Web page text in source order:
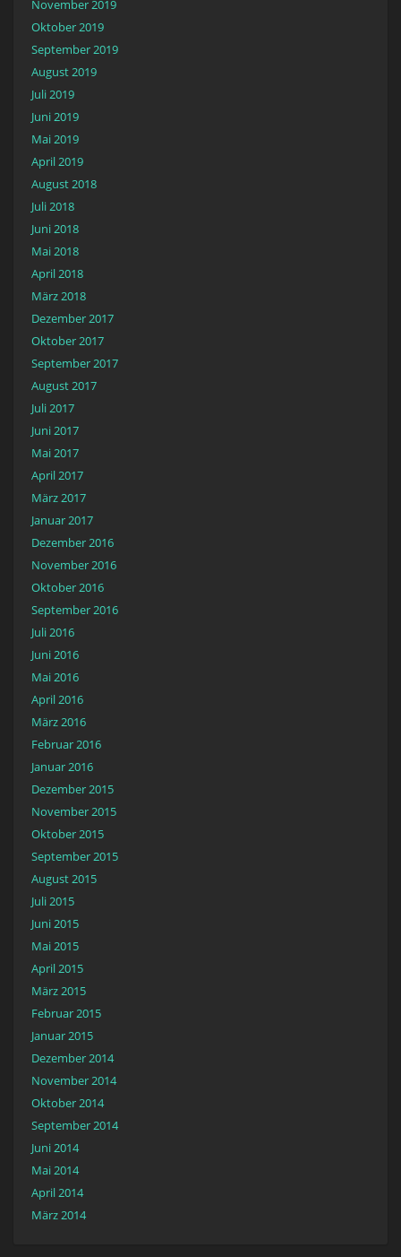
November 2019
Oktober 2019
September 2019
August 2019
Juli 2019
Juni 2019
Mai 2019
April 2019
August 2018
Juli 2018
Juni 2018
Mai 2018
April 2018
März 2018
Dezember 2017
Oktober 2017
September 2017
August 2017
Juli 2017
Juni 2017
Mai 2017
April 2017
März 2017
Januar 2017
Dezember 2016
November 2016
Oktober 2016
September 2016
Juli 2016
Juni 2016
Mai 2016
April 2016
März 2016
Februar 2016
Januar 2016
Dezember 2015
November 2015
Oktober 2015
September 2015
August 2015
Juli 2015
Juni 2015
Mai 2015
April 2015
März 2015
Februar 2015
Januar 2015
Dezember 2014
November 2014
Oktober 2014
September 2014
Juni 2014
Mai 2014
April 2014
März 2014